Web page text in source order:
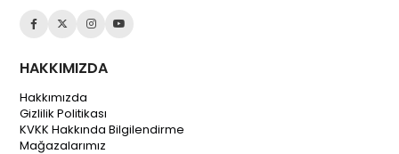
HAKKIMIZDA
Hakkımızda
Gizlilik Politikası
KVKK Hakkında Bilgilendirme
Mağazalarımız